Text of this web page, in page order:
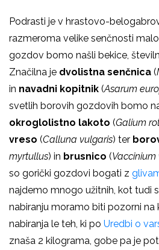
Podrasti je v hrastovo-
razmeroma velike senčnosti
gozdov bomo našli bekice,
Značilna je dvolistna senčnica (
in navadni kopitnik (Asarum
svetlih borovih gozdovih bomo
okroglolistno lakoto (Galium
vreso (Calluna vulgaris) ter
myrtullus) in brusnico (
so gorički gozdovi bogati z
najdemo mnogo užitnih, kot tudi
nabiranju moramo biti pozorni na
nabiranja le teh, ki po Uredbi o
znaša 2 kilograma, gobe pa je